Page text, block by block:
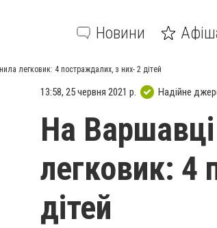
Новини
легковик: 4 постраждалих, з них- 2 дітей
13:58, 25 червня 2021 р. Надійне
На
легковик: 4
дітей